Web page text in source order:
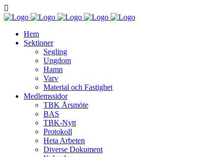
Hem
Sektioner
Segling
Ungdom
Hamn
Varv
Material och Fastighet
Medlemssidor
TBK Årsmöte
BAS
TBK-Nytt
Protokoll
Heta Arbeten
Diverse Dokument